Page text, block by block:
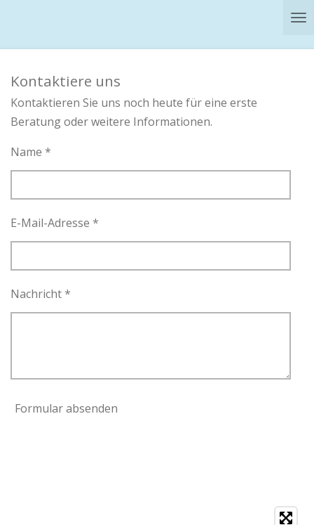
Kontaktiere uns
Kontaktieren Sie uns noch heute für eine erste
Beratung oder weitere Informationen.
Name *
E-Mail-Adresse *
Nachricht *
Formular absenden